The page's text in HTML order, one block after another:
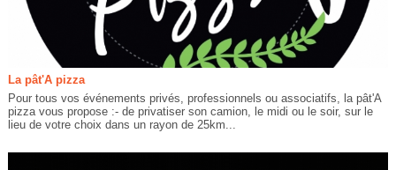
La pât'A pizza
Pour tous vos événements privés, professionnels ou associatifs, la pât'A
pizza vous propose :- de privatiser son camion, le midi ou le soir, sur le
lieu de votre choix dans un rayon de 25km...